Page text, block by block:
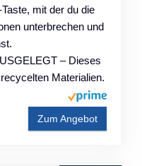
mit der du die
unterbrechen und
– Dieses
Materialien.
Zum Angebot